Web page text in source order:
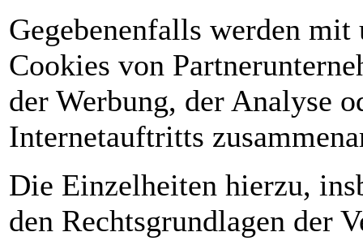
Gegebenenfalls werden
Cookies von
der Werbung, der Analyse
Internetauftritts
Die Einzelheiten hierzu,
den Rechtsgrundlagen der